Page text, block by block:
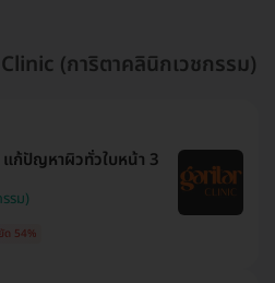
(การิตาคลินิกเวชกรรม)
ก้ปัญหาผิวทั่วใบหน้า 3
รม)
ด 54%